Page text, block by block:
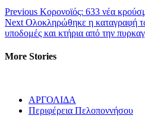
Previous Κορονοϊός: 633 νέα
Next Ολοκληρώθηκε η καταγραφή
υποδομές και κτήρια από την
More Stories
ΑΡΓΟΛΙΔΑ
Περιφέρεια Πελοποννήσου